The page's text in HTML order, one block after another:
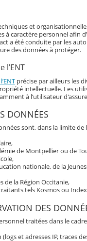
et
à caractère personnel afin
a été conduite par les
des données à protéger.
l’ENT
précise par ailleurs les
intellectuelle. Les
à l’utilisateur
DONNÉES
sont, dans la limite de
de Montpellier ou de
nationale, de la
de la Région Occitanie,
tels Kosmos ou
DES
traitées dans le
et adresses IP, traces